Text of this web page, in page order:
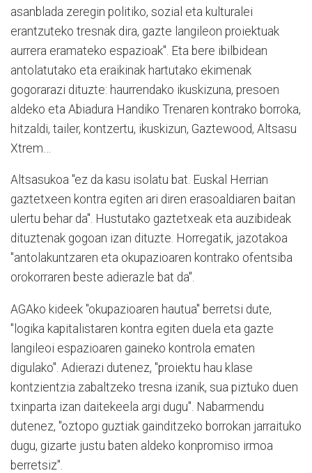
asanblada zeregin politiko, sozial eta kulturalei
erantzuteko tresnak dira, gazte langileon proiektuak
aurrera eramateko espazioak". Eta bere ibilbidean
antolatutako eta eraikinak hartutako ekimenak
gogorarazi dituzte: haurrendako ikuskizuna, presoen
aldeko eta Abiadura Handiko Trenaren kontrako borroka,
hitzaldi, tailer, kontzertu, ikuskizun, Gaztewood, Altsasu
Xtrem…
Altsasukoa "ez da kasu isolatu bat. Euskal Herrian
gaztetxeen kontra egiten ari diren erasoaldiaren baitan
ulertu behar da". Hustutako gaztetxeak eta auzibideak
dituztenak gogoan izan dituzte. Horregatik, jazotakoa
"antolakuntzaren eta okupazioaren kontrako ofentsiba
orokorraren beste adierazle bat da".
AGAko kideek "okupazioaren hautua" berretsi dute,
"logika kapitalistaren kontra egiten duela eta gazte
langileoi espazioaren gaineko kontrola ematen
digulako". Adierazi dutenez, "proiektu hau klase
kontzientzia zabaltzeko tresna izanik, sua piztuko duen
txinparta izan daitekeela argi dugu". Nabarmendu
dutenez, "oztopo guztiak gainditzeko borrokan jarraituko
dugu, gizarte justu baten aldeko konpromiso irmoa
berretsiz".